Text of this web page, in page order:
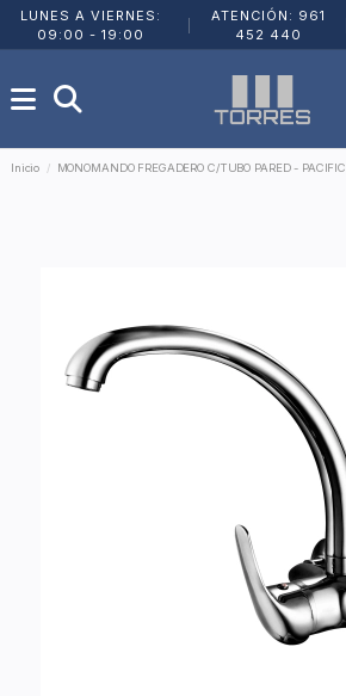
LUNES A VIERNES:
09:00 - 19:00
ATENCIÓN: 961
452 440
Inicio MONOMANDO FREGADERO C/TUBO PARED - PACIFIC